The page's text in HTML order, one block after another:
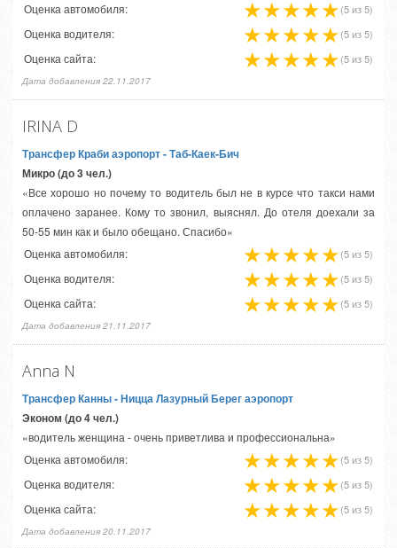
Оценка автомобиля: (5 из 5)
Оценка водителя: (5 из 5)
Оценка сайта: (5 из 5)
Дата добавления 22.11.2017
IRINA D
Трансфер Краби аэропорт- Таб-Каек-Бич
Микро (до 3 чел.)
«Все хорошо но почему то водитель был не в курсе что такси нами
оплачено заранее. Кому то звонил, выяснял. До отеля доехали за
50-55 мин как и было обещано. Спасибо»
Оценка автомобиля:
(5 из 5)
Оценка водителя: (5 из 5)
Оценка сайта: (5 из 5)
Дата добавления 21.11.2017
Anna N
Трансфер Канны- Ницца Лазурный Берег аэропорт
Эконом (до 4 чел.)
«водитель женщина - очень приветлива и профессиональна»
Оценка автомобиля:
(5 из 5)
Оценка водителя: (5 из 5)
Оценка сайта: (5 из 5)
Дата добавления 20.11.2017